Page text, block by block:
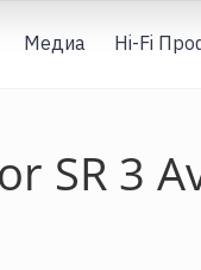
Медиа Hi-Fi
SR 3